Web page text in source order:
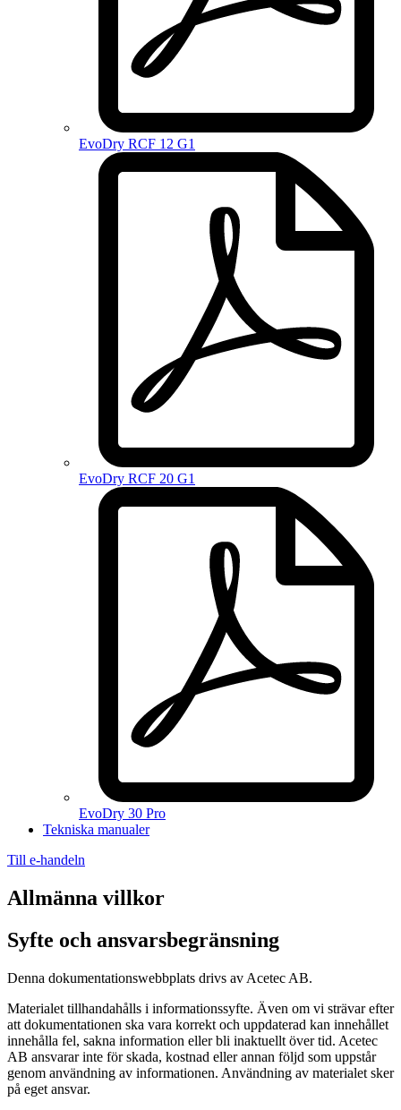
EvoDry RCF 12 G1
EvoDry RCF 20 G1
EvoDry 30 Pro
Tekniska manualer
Till e-handeln
Allmänna villkor
Syfte och ansvarsbegränsning
Denna dokumentationswebbplats drivs av Acetec AB.
Materialet tillhandahålls i informationssyfte. Även om vi strävar efter
att dokumentationen ska vara korrekt och uppdaterad kan innehållet
innehålla fel, sakna information eller bli inaktuellt över tid. Acetec
AB ansvarar inte för skada, kostnad eller annan följd som uppstår
genom användning av informationen. Användning av materialet sker
på eget ansvar.